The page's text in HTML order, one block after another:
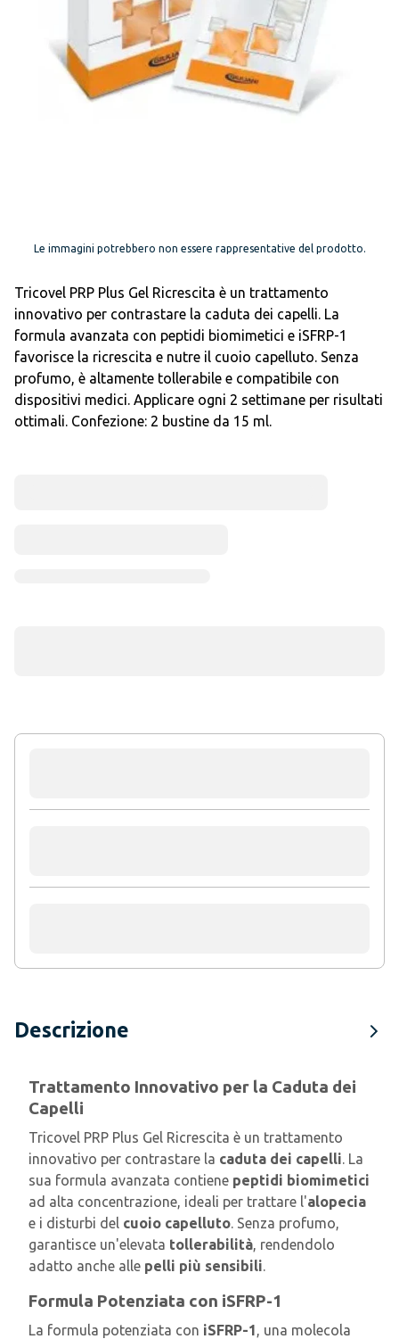
Le immagini potrebbero non essere rappresentative del prodotto.
Tricovel PRP Plus Gel Ricrescita è un trattamento
innovativo per contrastare la caduta dei capelli. La
formula avanzata con peptidi biomimetici e iSFRP-1
favorisce la ricrescita e nutre il cuoio capelluto. Senza
profumo, è altamente tollerabile e compatibile con
dispositivi medici. Applicare ogni 2 settimane per risultati
ottimali. Confezione: 2 bustine da 15 ml.
Descrizione
Trattamento Innovativo per la Caduta dei
Capelli
Tricovel PRP Plus Gel Ricrescita è un trattamento
innovativo per contrastare la caduta dei capelli. La
sua formula avanzata contiene peptidi biomimetici
ad alta concentrazione, ideali per trattare l'alopecia
e i disturbi del cuoio capelluto. Senza profumo,
garantisce un'elevata tollerabilità, rendendolo
adatto anche alle pelli più sensibili.
Formula Potenziata con iSFRP-1
La formula potenziata con iSFRP-1, una molecola